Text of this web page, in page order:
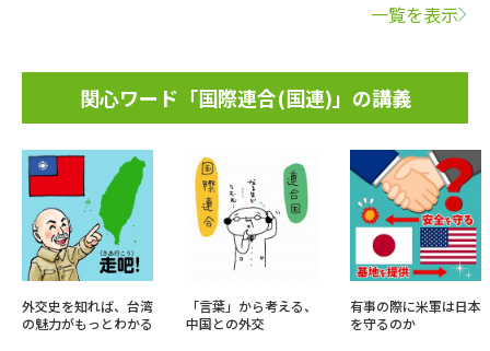
一覧を表示
関心ワード「国際連合(国連)」の講義
外交史を知れば、台湾
の魅力がもっとわかる
「言葉」から考える、
中国との外交
有事の際に米軍は日本
を守るのか